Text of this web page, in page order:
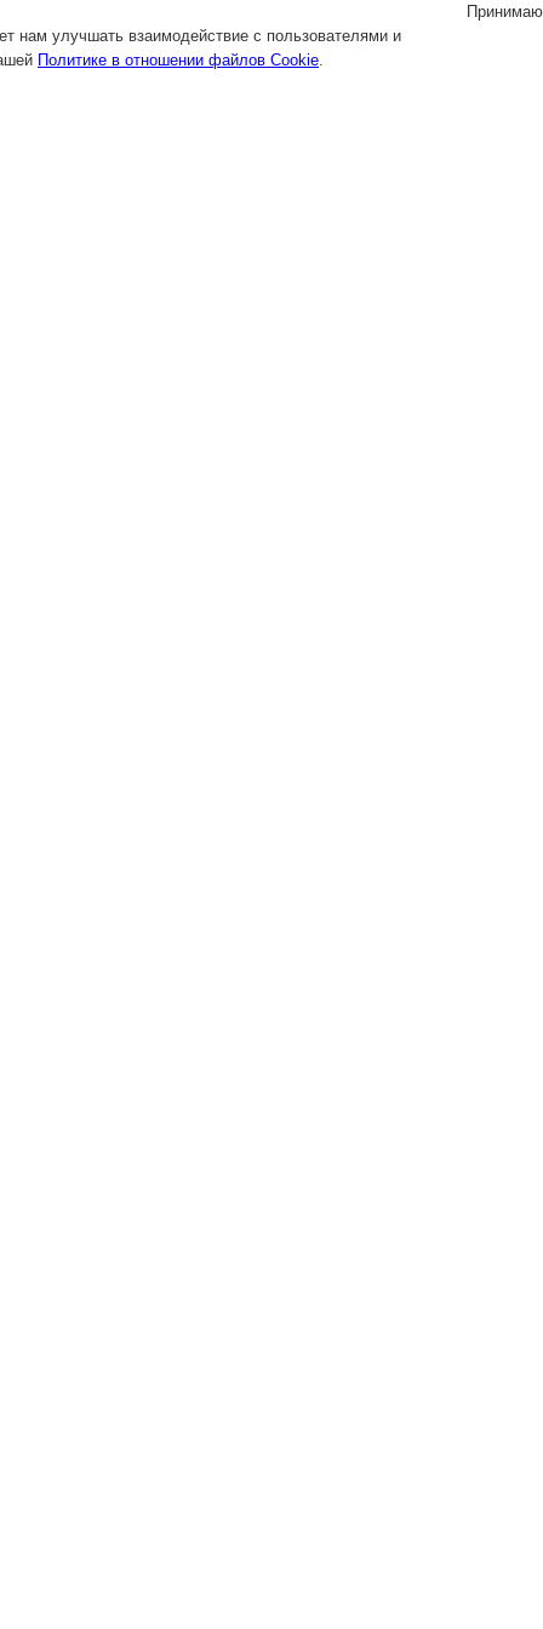
нам улучшать взаимодействие с пользователями и
Политике в отношении файлов Cookie.
Принимаю